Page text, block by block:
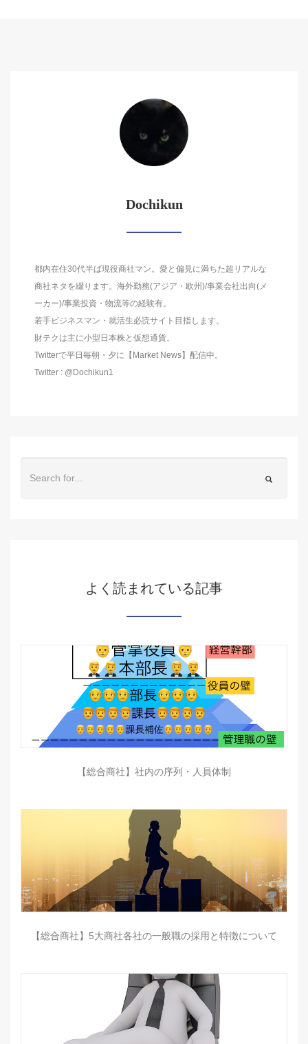
Dochikun
都内在住30代半ば現役商社マン。愛と偏見に満ちた超リアルな
商社ネタを綴ります。海外勤務(アジア・欧州)/事業会社出向(メ
ーカー)/事業投資・物流等の経験有。
若手ビジネスマン・就活生必読サイト目指します。
財テクは主に小型日本株と仮想通貨。
Twitterで平日毎朝・夕に【Market News】配信中。
Twitter : @Dochikun1
よく読まれている記事
【総合商社】社内の序列・人員体制
【総合商社】5大商社各社の一般職の採用と特徴について